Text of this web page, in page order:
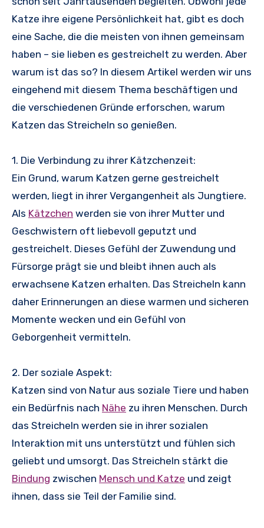
Katze ihre eigene Persönlichkeit hat, gibt es doch
eine Sache, die die meisten von ihnen gemeinsam
haben – sie lieben es gestreichelt zu werden. Aber
warum ist das so? In diesem Artikel werden wir uns
eingehend mit diesem Thema beschäftigen und
die verschiedenen Gründe erforschen, warum
Katzen das Streicheln so genießen.
1. Die Verbindung zu ihrer Kätzchenzeit:
Ein Grund, warum Katzen gerne gestreichelt
werden, liegt in ihrer Vergangenheit als Jungtiere.
Als Kätzchen werden sie von ihrer Mutter und
Geschwistern oft liebevoll geputzt und
gestreichelt. Dieses Gefühl der Zuwendung und
Fürsorge prägt sie und bleibt ihnen auch als
erwachsene Katzen erhalten. Das Streicheln kann
daher Erinnerungen an diese warmen und sicheren
Momente wecken und ein Gefühl von
Geborgenheit vermitteln.
2. Der soziale Aspekt:
Katzen sind von Natur aus soziale Tiere und haben
ein Bedürfnis nach Nähe zu ihren Menschen. Durch
das Streicheln werden sie in ihrer sozialen
Interaktion mit uns unterstützt und fühlen sich
geliebt und umsorgt. Das Streicheln stärkt die
Bindung zwischen Mensch und Katze und zeigt
ihnen, dass sie Teil der Familie sind.